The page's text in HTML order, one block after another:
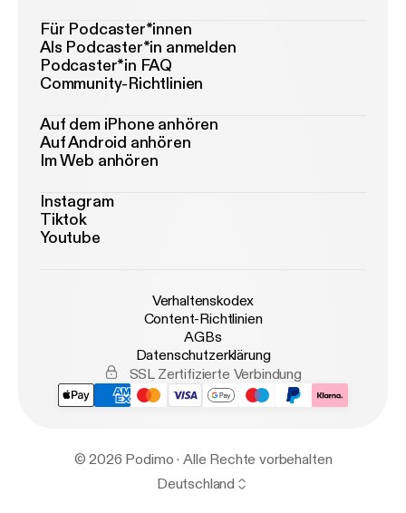
Für Podcaster*innen
Als Podcaster*in anmelden
Podcaster*in FAQ
Community-Richtlinien
Auf dem iPhone anhören
Auf Android anhören
Im Web anhören
Instagram
Tiktok
Youtube
Verhaltenskodex
Content-Richtlinien
AGBs
Datenschutzerklärung
SSL Zertifizierte Verbindung
© 2026 Podimo · Alle Rechte vorbehalten
Deutschland